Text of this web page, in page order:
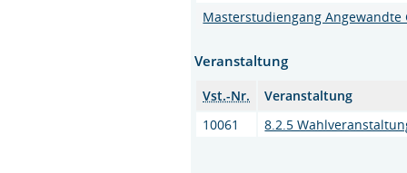
Masterstudiengang
Veranstaltung
Vst.-Nr.
Veranstaltung
10061
8.2.5